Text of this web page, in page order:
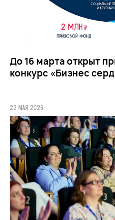
До 16 марта открыт
конкурс «Бизнес
22 МАЯ 2026